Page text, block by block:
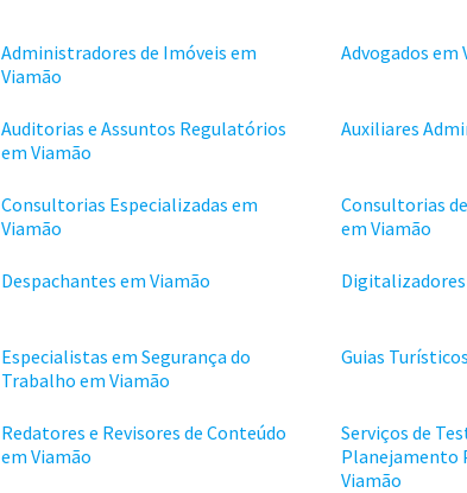
Administradores de Imóveis em
Viamão
Advogados em
Auditorias e Assuntos Regulatórios
em Viamão
Auxiliares
Consultorias Especializadas em
Viamão
Consultorias
em Viamão
Despachantes em Viamão
Especialistas em Segurança do
Trabalho em Viamão
Guias
Redatores e Revisores de Conteúdo
em Viamão
Serviços de
Planejamento
Viamão